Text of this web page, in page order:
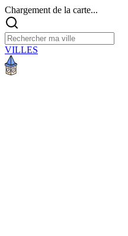
Chargement de la carte...
VILLES